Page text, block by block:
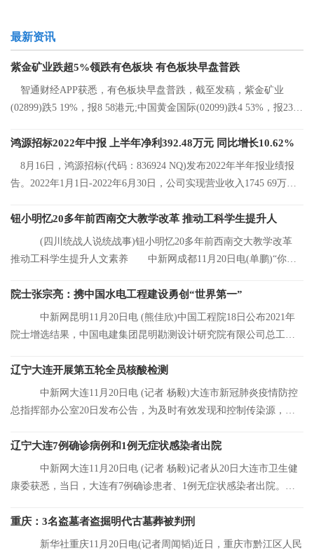
最新资讯
紫金矿业跌超5%领跌有色板块 有色板块早盘普跌
智通财经APP获悉，有色板块早盘普跌，截至发稿，紫金矿业
(02899)跌5 19%，报8 58港元;中国黄金国际(02099)跌4 53%，报23 2
鸿源招标2022年中报 上半年净利392.48万元 同比增长10.62%
8月16日，鸿源招标(代码：836924 NQ)发布2022年半年报业绩报
告。2022年1月1日-2022年6月30日，公司实现营业收入1745 69万
钮小明忆20多年前西南交大教学改革 推动工科学生提升人
(四川统战人说统战事)钮小明忆20多年前西南交大教学改革
推动工科学生提升人文素养 中新网成都11月20日电(单鹏)“你们
院士张宗亮：携中国水电工程建设勇创“世界第一”
中新网昆明11月20日电 (熊佳欣)中国工程院18日公布2021年
院士增选结果，中国电建集团昆明勘测设计研究院有限公司总工程
辽宁大连开展第五轮全员核酸检测
中新网大连11月20日电 (记者 杨毅)大连市新冠肺炎疫情防控
总指挥部办公室20日发布公告，为及时有效发现和控制传染源，结
辽宁大连7例确诊病例和1例无症状感染者出院
中新网大连11月20日电 (记者 杨毅)记者从20日大连市卫生健
康委获悉，当日，大连有7例确诊患者、1例无症状感染者出院。目
重庆：3名盗墓者盗掘明代古墓葬被判刑
新华社重庆11月20日电(记者周闻韬)近日，重庆市黔江区人民